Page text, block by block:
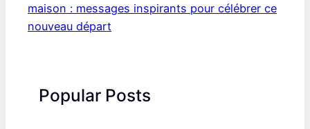
maison : messages inspirants pour célébrer ce
nouveau départ
Popular Posts